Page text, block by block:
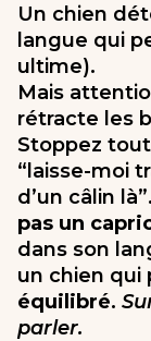
Un chien
langue qui
ultime).
Mais
rétracte les
Stoppez tout
“laisse-moi
d’un câlin
pas un
dans son
un chien qui
équilibré.
parler.